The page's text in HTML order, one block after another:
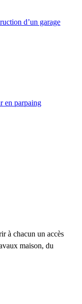
d’un garage
en parpaing
à chacun un accès
maison, du